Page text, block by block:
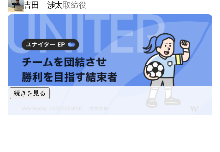
ースに開発チームを拡大し、自社サービスの開発も行う予定
です。
また、弊社では日々様々な業務に携わる従業員・フリーラン
スと連携しています。そういったフリーランス集団と共にプ
ロジェクトを進めていくことでWeb業界の最新技術、トレン
ドなども吸収、展開しより価値のあるサービスのご提案を心
がけています。
吉田 渉太取締役
続きを見る